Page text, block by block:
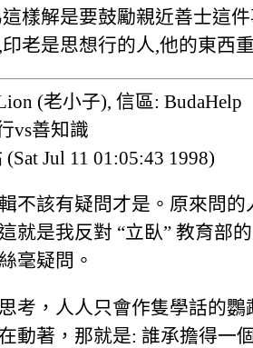
樣解是要鼓勵親近善士這
老是思想行的人,他的東西
(老小子), 信區: BudaHelp
vs善知識
Jul 11 01:05:43 1998)
不該有疑問才是。原來問
就是我反對 “立臥” 教育部
毫疑問。
考，人人只會作隻學話的
動著，那就是: 誰承擔得一